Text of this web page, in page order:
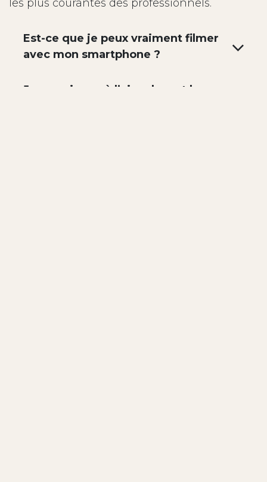
les plus courantes des professionnels.
Est-ce que je peux vraiment filmer
avec mon smartphone ?
Je ne suis pas à l’aise devant la